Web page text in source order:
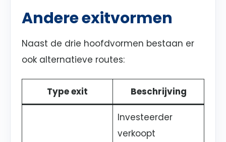
Andere exitvormen
Naast de drie hoofdvormen bestaan er
ook alternatieve routes:
Type exit Beschrijving
Investeerder
verkoopt